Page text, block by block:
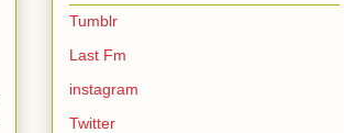
Tumblr
Last Fm
instagram
Twitter